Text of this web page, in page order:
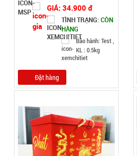
GIÁ: 34.900 đ
TÌNH TRẠNG: CÒN
HÀNG
Bảo hành: Test ,
KL : 0.5kg
Đặt hàng